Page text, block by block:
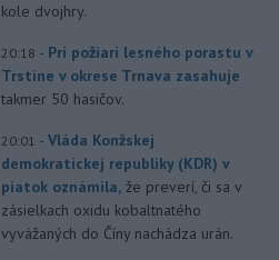
kole dvojhry.
20:18 - Pri požiari lesného porastu v
Trstíne v okrese Trnava zasahuje
takmer 50 hasičov.
20:01 - Vláda Konžskej
demokratickej republiky (KDR) v
piatok oznámila, že preverí, či sa v
zásielkach oxidu kobaltnatého
vyvážaných do Číny nachádza urán.